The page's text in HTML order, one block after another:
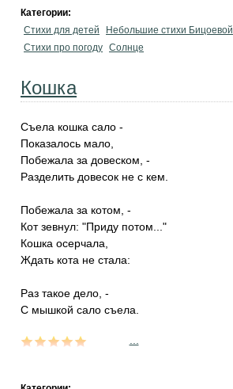
Категории:
Стихи для детей
Небольшие стихи Бицоевой
Стихи про погоду Солнце
Кошка
Съела кошка сало -
Показалось мало,
Побежала за довеском, -
Разделить довесок не с кем.
Побежала за котом, -
Кот зевнул: "Приду потом..."
Кошка осерчала,
Ждать кота не стала:
Раз такое дело, -
С мышкой сало съела.